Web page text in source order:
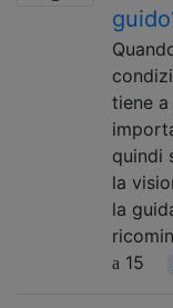
tiene
quindi
la
la
15